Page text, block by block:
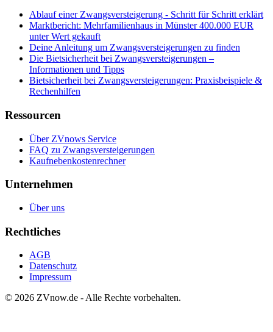
Ablauf einer Zwangsversteigerung - Schritt für Schritt erklärt
Marktbericht: Mehrfamilienhaus in Münster 400.000 EUR
unter Wert gekauft
Deine Anleitung um Zwangsversteigerungen zu finden
Die Bietsicherheit bei Zwangsversteigerungen –
Informationen und Tipps
Bietsicherheit bei Zwangsversteigerungen: Praxisbeispiele &
Rechenhilfen
Ressourcen
Über ZVnows Service
FAQ zu Zwangsversteigerungen
Kaufnebenkostenrechner
Unternehmen
Über uns
Rechtliches
AGB
Datenschutz
Impressum
© 2026 ZVnow.de - Alle Rechte vorbehalten.